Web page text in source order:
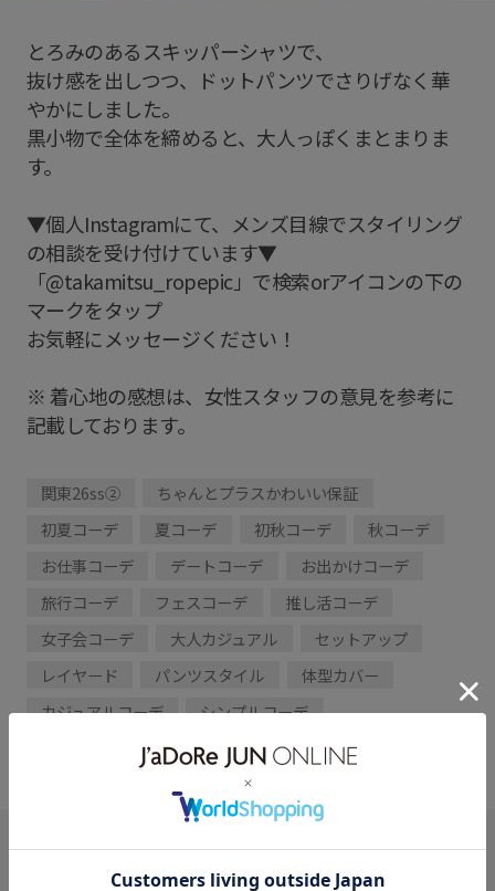
とろみのあるスキッパーシャツで、
抜け感を出しつつ、ドットパンツでさりげなく華
やかにしました。
黒小物で全体を締めると、大人っぽくまとまりま
す。
▼個人Instagramにて、メンズ目線でスタイリング
の相談を受け付けています▼
「@takamitsu_ropepic」で検索orアイコンの下の
マークをタップ
お気軽にメッセージください！
※ 着心地の感想は、女性スタッフの意見を参考に
記載しております。
関東26ss②
ちゃんとプラスかわいい保証
初夏コーデ
夏コーデ 初秋コーデ
秋コーデ
お仕事コーデ
デートコーデ
お出かけコーデ
旅行コーデ
フェスコーデ
推し活コーデ
女子会コーデ
大人カジュアル
セットアップ
レイヤード
パンツスタイル
体型カバー
カジュアルコーデ
シンプルコーデ
きれいめコーデ
ベーシック
たかちゃん（ 174cm）
ROPÉ PICNICイクスピアリ店